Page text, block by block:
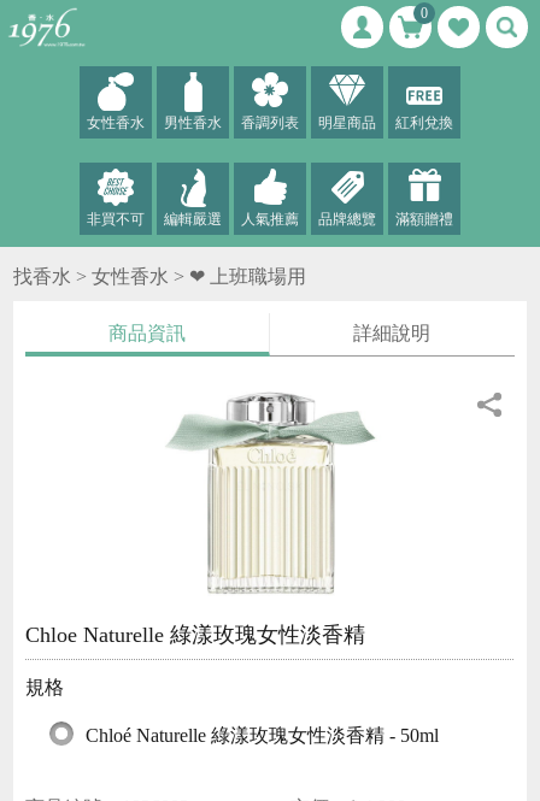
0
女性香水 男性香水 香調列表 明星商品 紅利兌換
非買不可 編輯嚴選 人氣推薦 品牌總覽 滿額贈禮
找香水 >女性香水 > ❤ 上班職場用
商品資訊 詳細說明
Chloe Naturelle 綠漾玫瑰女性淡香精
規格
Chloé Naturelle 綠漾玫瑰女性淡香精 - 50ml